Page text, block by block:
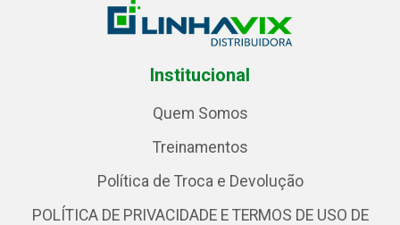
Institucional
Quem Somos
Treinamentos
Política de Troca e Devolução
POLÍTICA DE PRIVACIDADE E TERMOS DE USO DE